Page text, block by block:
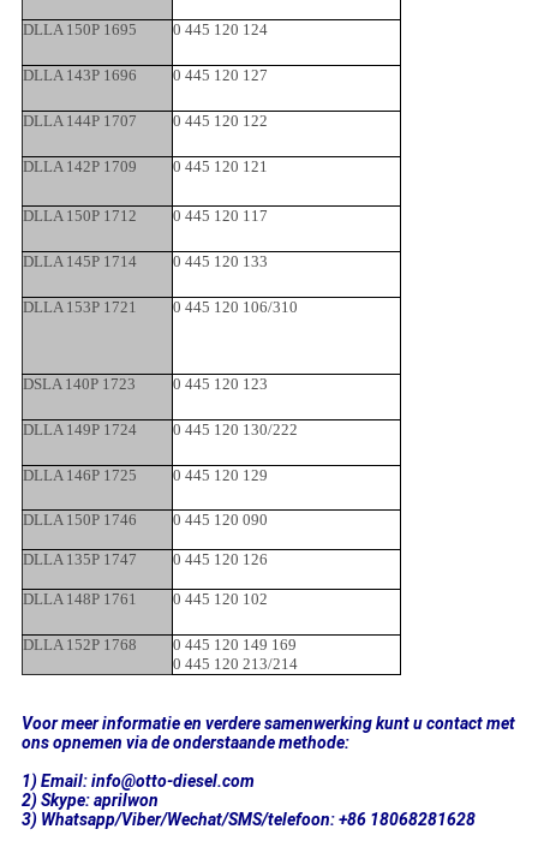
DLLA 150P 1695 0 445 120 124
DLLA 143P 1696 0 445 120 127
DLLA 144P 1707 0 445 120 122
DLLA 142P 1709 0 445 120 121
DLLA 150P 1712 0 445 120 117
DLLA 145P 1714 0 445 120 133
DLLA 153P 1721 0 445 120 106/310
DSLA 140P 1723 0 445 120 123
DLLA 149P 1724 0 445 120 130/222
DLLA 146P 1725 0 445 120 129
DLLA 150P 1746 0 445 120 090
DLLA 135P 1747 0 445 120 126
DLLA 148P 1761 0 445 120 102
DLLA 152P 1768
0 445 120 149 169
0 445 120 213/214
Voor meer informatie en verdere samenwerking kunt u contact met
ons opnemen via de onderstaande methode:
1) Email: info@otto-diesel.com
2) Skype: aprilwon
3) Whatsapp/Viber/Wechat/SMS/telefoon: +86 18068281628